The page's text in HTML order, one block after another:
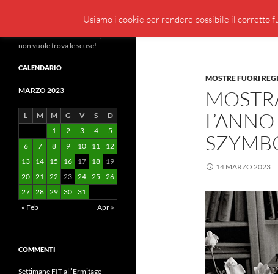
Vai
contenuto
MOSTRE FUORI
14 MARZO 2023
Chi vuol fare trova i mezzi, chi
non vuole trova le scuse!
CALENDARIO
MARZO 2023
L M M G V S
D
1
2 3 4
5
6
7 8 9 10 11
12
13
14 15 16 17 18
19
20 21 22 23 24 25
26
27 28 29 30
31
« Feb
Apr »
COMMENTI
Settimane FIT all’Ermitage
Usiamo i cookie per rendere possibile il corretto